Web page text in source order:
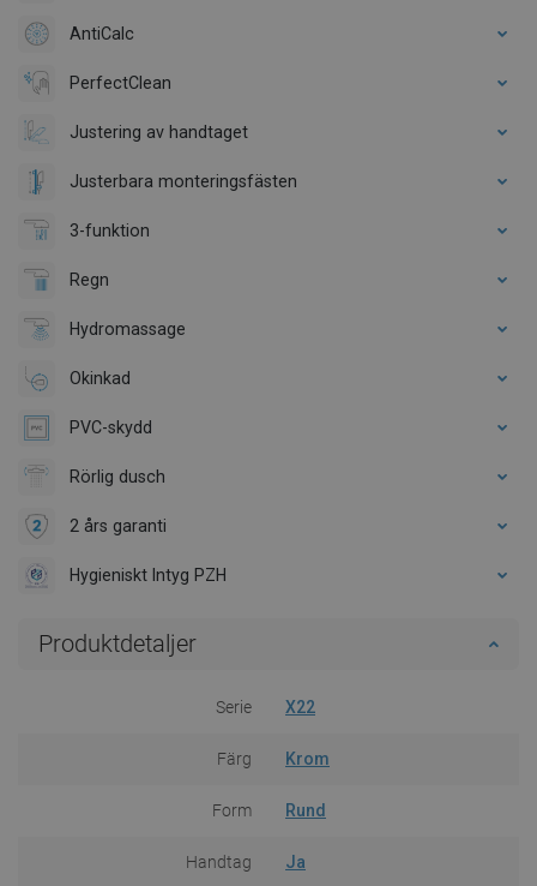
AntiCalc
PerfectClean
Justering av handtaget
Justerbara monteringsfästen
3-funktion
Regn
Hydromassage
Okinkad
PVC-skydd
Rörlig dusch
2 års garanti
Hygieniskt Intyg PZH
Produktdetaljer
Serie X22
Färg Krom
Form Rund
Handtag Ja